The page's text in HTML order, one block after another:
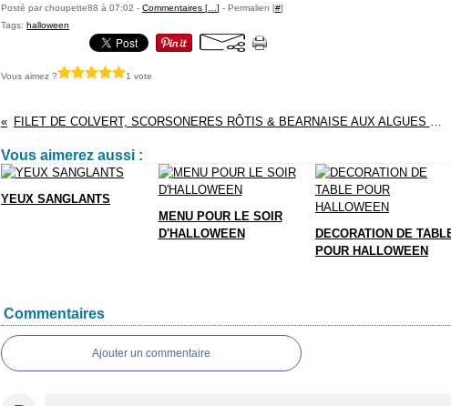
Posté par choupette88 à 07:02 - Commentaires [ ] - Permalien [#]
Tags: halloween
Vous aimez ? 1 vote
FILET DE COLVERT, SCORSONERES RÔTIS & BEARNAISE AUX ALGUES DE LA TABLE DU CONNETABLE
Vous aimerez aussi :
YEUX SANGLANTS
MENU POUR LE SOIR
D'HALLOWEEN
DECORATION DE
POUR HALLOWEEN
Commentaires
Ajouter un commentaire